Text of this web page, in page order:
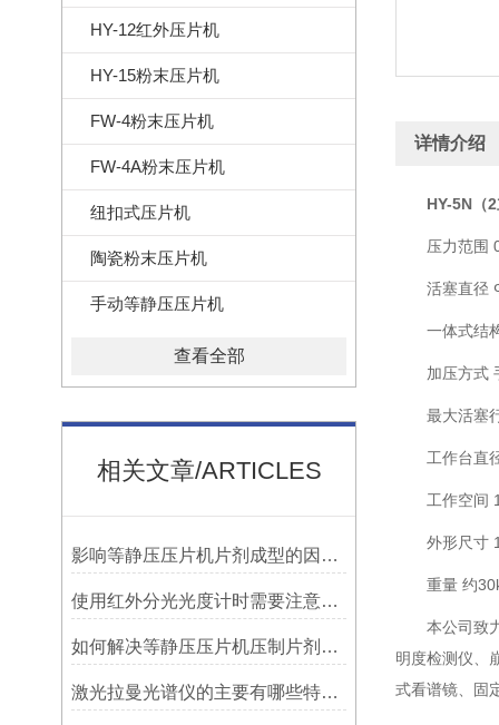
HY-12红外压片机
HY-15粉末压片机
FW-4粉末压片机
FW-4A粉末压片机
纽扣式压片机
陶瓷粉末压片机
手动等静压压片机
查看全部
相关文章/ARTICLES
影响等静压压片机片剂成型的因素有哪些？
使用红外分光光度计时需要注意什么？
如何解决等静压压片机压制片剂硬度不够的问题？
激光拉曼光谱仪的主要有哪些特点？
详情介绍
HY-5N（
压力范围
活塞直径
一体式结
加压方式
最大活塞
工作台直
工作空间
外形尺寸
重量 约
本公司致
明度检测仪、
式看谱镜、固